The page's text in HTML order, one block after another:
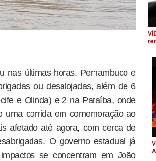
nas últimas horas. Pernambuco e
ou desalojadas, além de 6
e Olinda) e 2 na Paraíba, onde
uma corrida em comemoração ao
afetado até agora, com cerca de
O governo estadual já
se concentram em João